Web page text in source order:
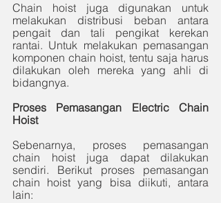
Chain hoist juga digunakan untuk
melakukan distribusi beban antara
pengait dan tali pengikat kerekan
rantai. Untuk melakukan pemasangan
komponen chain hoist, tentu saja harus
dilakukan oleh mereka yang ahli di
bidangnya.
Proses Pemasangan Electric Chain
Hoist
Sebenarnya, proses pemasangan
chain hoist juga dapat dilakukan
sendiri. Berikut proses pemasangan
chain hoist yang bisa diikuti, antara
lain: